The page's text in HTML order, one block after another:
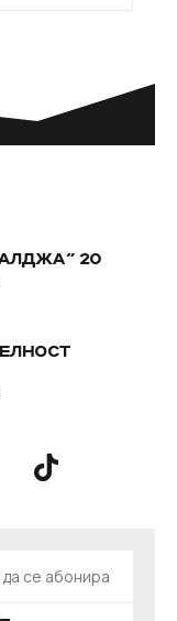
20